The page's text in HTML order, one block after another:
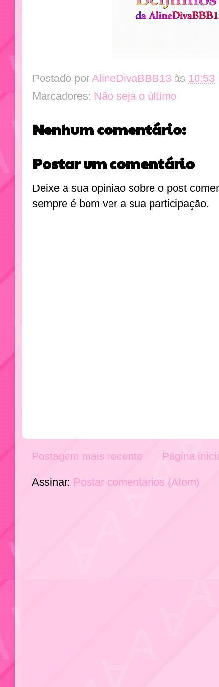
Postado por AlineDivaBBB13 às 10:53
Marcadores: Não seja o últímo
Nenhum comentário:
Postar um comentário
Deixe a sua opinião sobre o post
sempre é bom ver a sua participação.
Postagem mais recente Página
Assinar: Postar comentários (Atom)